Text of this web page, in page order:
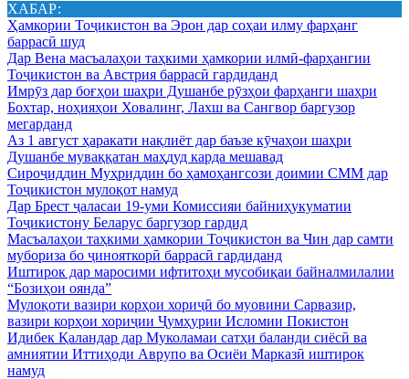
ХАБАР:
Ҳамкории Тоҷикистон ва Эрон дар соҳаи илму фарҳанг
баррасӣ шуд
Дар Вена масъалаҳои таҳкими ҳамкории илмӣ-фарҳангии
Тоҷикистон ва Австрия баррасӣ гардиданд
Имрӯз дар боғҳои шаҳри Душанбе рӯзҳои фарҳанги шаҳри
Бохтар, ноҳияҳои Ховалинг, Лахш ва Сангвор баргузор
мегарданд
Аз 1 август ҳаракати нақлиёт дар баъзе кӯчаҳои шаҳри
Душанбе муваққатан маҳдуд карда мешавад
Сироҷиддин Муҳриддин бо ҳамоҳангсози доимии СММ дар
Тоҷикистон мулоқот намуд
Дар Брест ҷаласаи 19-уми Комиссияи байниҳукуматии
Тоҷикистону Беларус баргузор гардид
Масъалаҳои таҳкими ҳамкории Тоҷикистон ва Чин дар самти
мубориза бо ҷинояткорӣ баррасӣ гардиданд
Иштирок дар маросими ифтитоҳи мусобиқаи байналмилалии
“Бозиҳои оянда”
Мулоқоти вазири корҳои хориҷӣ бо муовини Сарвазир,
вазири корҳои хориҷии Ҷумҳурии Исломии Покистон
Идибек Қаландар дар Муколамаи сатҳи баланди сиёсӣ ва
амниятии Иттиҳоди Аврупо ва Осиёи Марказӣ иштирок
намуд